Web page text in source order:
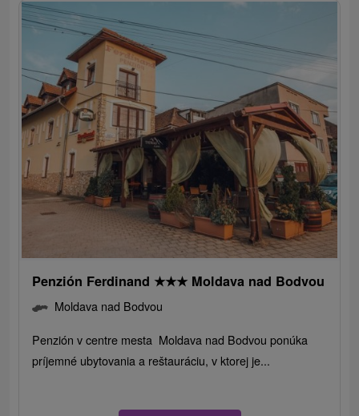
Penzión Ferdinand ★★★ Moldava nad Bodvou
Moldava nad Bodvou
Penzión v centre mesta Moldava nad Bodvou ponúka
príjemné ubytovania a reštauráciu, v ktorej je...